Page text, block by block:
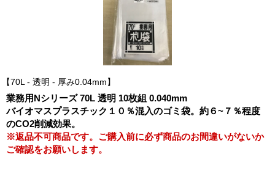
70L - 透明 - 厚み0.04mm
業務用Nシリーズ 70L 透明 10枚組 0.040mm
バイオマスプラスチック１０％混入のゴミ袋。約６~７％程度
のCO2削減効果。
※返品不可商品です。ご購入前に必ず商品のお間違いがないか
ご確認をお願いします。